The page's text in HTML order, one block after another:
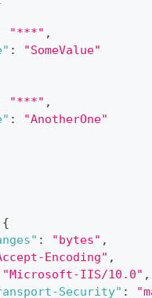
"***" ,
:
"SomeValue"
"***" ,
:
"AnotherOne"
{
: "bytes" ,
Encoding" ,
"Microsoft-IIS/10.0" ,
Security" :